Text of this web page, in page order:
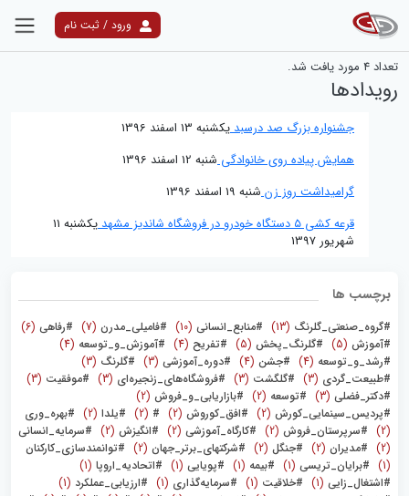
ورود / ثبت نام
نتایج جستجو
تعداد4 مورد یافت شد.
رویدادها
جشنواره بزرگ صد درسبدیکشنبه 13 اسفند 1396
همایش پیاده روی خانوادگیشنبه 12 اسفند 1396
گرامیداشت روز زنشنبه 19 اسفند 1396
قرعه کشی ۵ دستگاه خودرو در فروشگاه شاندیز مشهد
یکشنبه 11
شهریور 1397
برچسب ها
#گروه_صنعتی_گلرنگ (13) #منابع_انسانی (10) #فامیلی_مدرن (7) #رفاهی (6)
#آموزش (5) #گلرنگ_پخش (5) #تفریح (4) #آموزش_و_توسعه (4)
#رشد_و_توسعه (4) #جشن (4) #دوره_آموزشی (3) #گلرنگ (3)
#طبیعت_گردی (3) #گلگشت (3) #فروشگاه‌های_زنجیره‌ای (3) #موفقیت (3)
#دکتر_فضلی (3) #توسعه (2) #بازاریابی_و_فروش (2)
#پردیس_سینمایی_کورش (2) #افق_کوروش (2)
#
(2) #یلدا (2)
#بهره_وری
(2)
#سرپرستان_فروش (2) #کارگاه_آموزشی (2) #انگیزش (2)
#سرمایه_انسانی
(2)
#مدیران (2) #جنگل (2) #شرکتهای_برتر_جهان (2)
#توانمندسازی_کارکنان
(1)
#برایان_تریسی (1) #بیمه (1) #پویایی (1) #اتحادیه_اروپا (1)
#اشتغال_زایی (1) #خلاقیت (1) #سرمایه‌گذاری (1) #ارزیابی_عملکرد (1)